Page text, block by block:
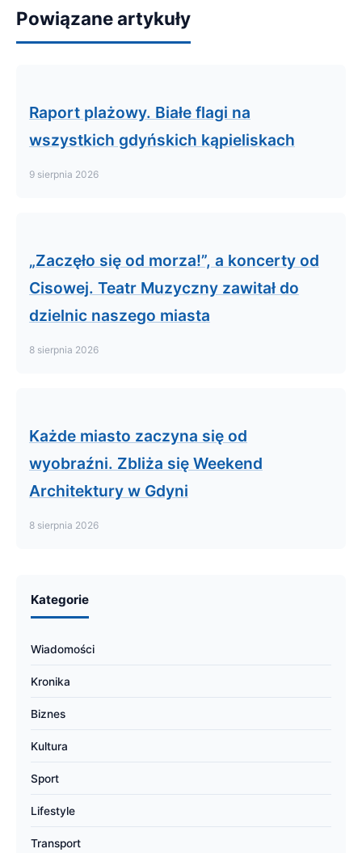
Powiązane artykuły
Raport plażowy. Białe flagi na
wszystkich gdyńskich kąpieliskach
9 sierpnia 2026
„Zaczęło się od morza!”, a koncerty od
Cisowej. Teatr Muzyczny zawitał do
dzielnic naszego miasta
8 sierpnia 2026
Każde miasto zaczyna się od
wyobraźni. Zbliża się Weekend
Architektury w Gdyni
8 sierpnia 2026
Kategorie
Wiadomości
Kronika
Biznes
Kultura
Sport
Lifestyle
Transport